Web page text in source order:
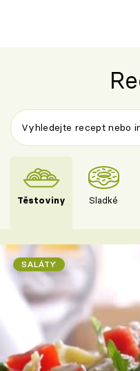
Těstoviny Sladké
SALÁTY